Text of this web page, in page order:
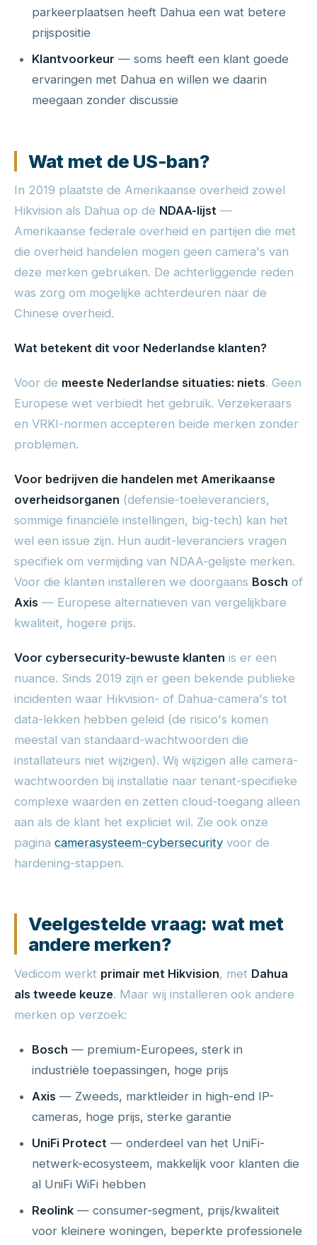
parkeerplaatsen heeft Dahua een wat betere
prijspositie
Klantvoorkeur — soms heeft een klant goede
ervaringen met Dahua en willen we daarin
meegaan zonder discussie
Wat met de US-ban?
In 2019 plaatste de Amerikaanse overheid zowel
Hikvision als Dahua op de NDAA-lijst —
Amerikaanse federale overheid en partijen die met
die overheid handelen mogen geen camera's van
deze merken gebruiken. De achterliggende reden
was zorg om mogelijke achterdeuren naar de
Chinese overheid.
Wat betekent dit voor Nederlandse klanten?
Voor de meeste Nederlandse situaties: niets. Geen
Europese wet verbiedt het gebruik. Verzekeraars
en VRKI-normen accepteren beide merken zonder
problemen.
Voor bedrijven die handelen met Amerikaanse
overheidsorganen (defensie-toeleveranciers,
sommige financiële instellingen, big-tech) kan het
wel een issue zijn. Hun audit-leveranciers vragen
specifiek om vermijding van NDAA-gelijste merken.
Voor die klanten installeren we doorgaans Bosch of
Axis — Europese alternatieven van vergelijkbare
kwaliteit, hogere prijs.
Voor cybersecurity-bewuste klanten is er een
nuance. Sinds 2019 zijn er geen bekende publieke
incidenten waar Hikvision- of Dahua-camera's tot
data-lekken hebben geleid (de risico's komen
meestal van standaard-wachtwoorden die
installateurs niet wijzigen). Wij wijzigen alle camera-
wachtwoorden bij installatie naar tenant-specifieke
complexe waarden en zetten cloud-toegang alleen
aan als de klant het expliciet wil. Zie ook onze
pagina camerasysteem-cybersecurity voor de
hardening-stappen.
Veelgestelde vraag: wat met
andere merken?
Vedicom werkt primair met Hikvision, met Dahua
als tweede keuze. Maar wij installeren ook andere
merken op verzoek:
Bosch — premium-Europees, sterk in
industriële toepassingen, hoge prijs
Axis — Zweeds, marktleider in high-end IP-
cameras, hoge prijs, sterke garantie
UniFi Protect— onderdeel van het UniFi-
netwerk-ecosysteem, makkelijk voor klanten die
al UniFi WiFi hebben
Reolink— consumer-segment, prijs/kwaliteit
voor kleinere woningen, beperkte professionele